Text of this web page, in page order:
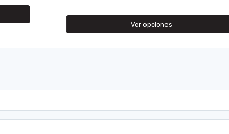
Ver opciones